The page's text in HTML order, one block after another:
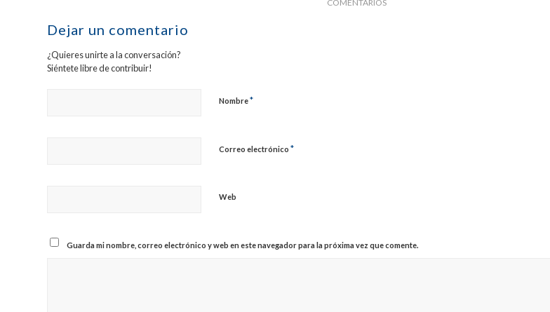
COMENTARIOS
Dejar un comentario
¿Quieres unirte a la conversación?
Siéntete libre de contribuir!
Nombre*
Correo electrónico *
Web
Guarda mi nombre, correo electrónico y web en este navegador para la próxima vez que comente.